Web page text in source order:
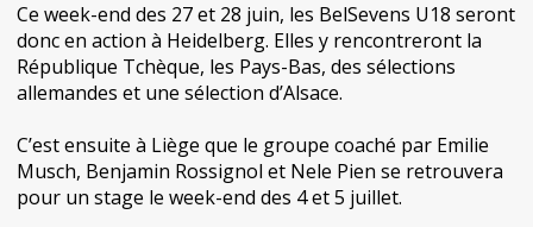
Ce week-end des 27 et 28 juin, les BelSevens U18 seront
donc en action à Heidelberg. Elles y rencontreront la
République Tchèque, les Pays-Bas, des sélections
allemandes et une sélection d’Alsace.
C’est ensuite à Liège que le groupe coaché par Emilie
Musch, Benjamin Rossignol et Nele Pien se retrouvera
pour un stage le week-end des 4 et 5 juillet.